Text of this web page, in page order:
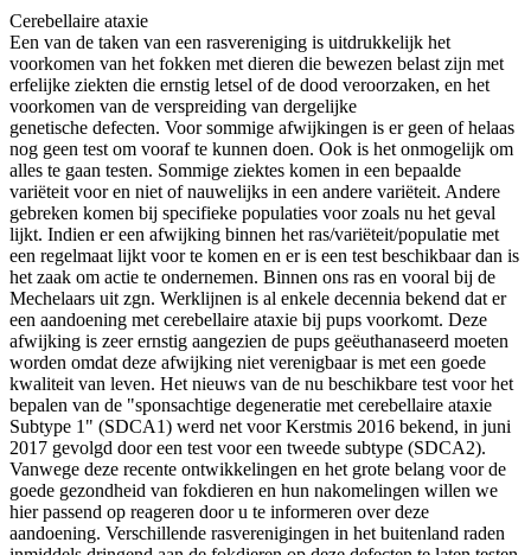
Cerebellaire ataxie
Een van de taken van een rasvereniging is uitdrukkelijk het
voorkomen van het fokken met dieren die bewezen belast zijn met
erfelijke ziekten die ernstig letsel of de dood veroorzaken, en het
voorkomen van de verspreiding van dergelijke
genetische defecten. Voor sommige afwijkingen is er geen of helaas
nog geen test om vooraf te kunnen doen. Ook is het onmogelijk om
alles te gaan testen. Sommige ziektes komen in een bepaalde
variëteit voor en niet of nauwelijks in een andere variëteit. Andere
gebreken komen bij specifieke populaties voor zoals nu het geval
lijkt. Indien er een afwijking binnen het ras/variëteit/populatie met
een regelmaat lijkt voor te komen en er is een test beschikbaar dan is
het zaak om actie te ondernemen. Binnen ons ras en vooral bij de
Mechelaars uit zgn. Werklijnen is al enkele decennia bekend dat er
een aandoening met cerebellaire ataxie bij pups voorkomt. Deze
afwijking is zeer ernstig aangezien de pups geëuthanaseerd moeten
worden omdat deze afwijking niet verenigbaar is met een goede
kwaliteit van leven. Het nieuws van de nu beschikbare test voor het
bepalen van de "sponsachtige degeneratie met cerebellaire ataxie
Subtype 1" (SDCA1) werd net voor Kerstmis 2016 bekend, in juni
2017 gevolgd door een test voor een tweede subtype (SDCA2).
Vanwege deze recente ontwikkelingen en het grote belang voor de
goede gezondheid van fokdieren en hun nakomelingen willen we
hier passend op reageren door u te informeren over deze
aandoening. Verschillende rasverenigingen in het buitenland raden